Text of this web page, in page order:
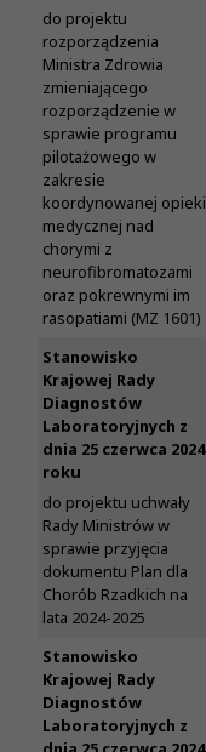
do projektu
rozporządzenia
Ministra Zdrowia
zmieniającego
rozporządzenie w
sprawie programu
pilotażowego w
zakresie
koordynowanej opieki
medycznej nad
chorymi z
neurofibromatozami
oraz pokrewnymi im
rasopatiami (MZ 1601)
Stanowisko
Krajowej Rady
Diagnostów
Laboratoryjnych z
dnia 25 czerwca 2024
roku
do projektu uchwały
Rady Ministrów w
sprawie przyjęcia
dokumentu Plan dla
Chorób Rzadkich na
lata 2024-2025
Stanowisko
Krajowej Rady
Diagnostów
Laboratoryjnych z